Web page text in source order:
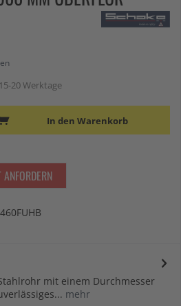
20 Werktage
In den Warenkorb
mit einem Durchmesser
mehr